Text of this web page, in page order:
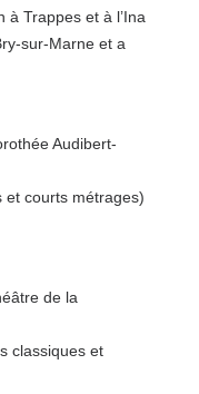
à Trappes et à l’Ina
sur-Marne et a
Audibert-
et courts métrages)
de la
classiques et